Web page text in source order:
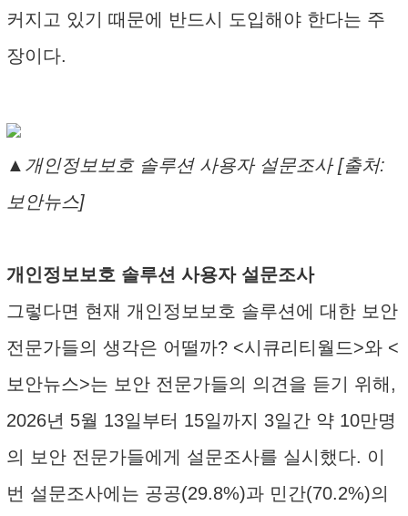
커지고 있기 때문에 반드시 도입해야 한다는 주
장이다.
▲개인정보보호 솔루션 사용자 설문조사 [출처:
보안뉴스]
개인정보보호 솔루션 사용자 설문조사
그렇다면 현재 개인정보보호 솔루션에 대한 보안
전문가들의 생각은 어떨까? <시큐리티월드>와 <
보안뉴스>는 보안 전문가들의 의견을 듣기 위해,
2026년 5월 13일부터 15일까지 3일간 약 10만명
의 보안 전문가들에게 설문조사를 실시했다. 이
번 설문조사에는 공공(29.8%)과 민간(70.2%)의